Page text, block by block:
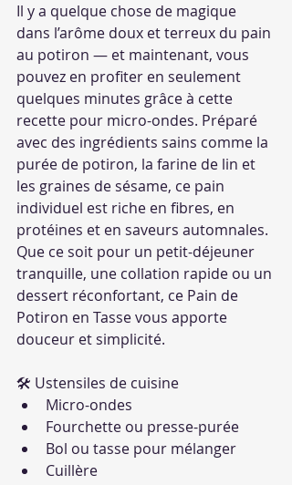
Il y a quelque chose de magique
dans l’arôme doux et terreux du pain
au potiron — et maintenant, vous
pouvez en profiter en seulement
quelques minutes grâce à cette
recette pour micro-ondes. Préparé
avec des ingrédients sains comme la
purée de potiron, la farine de lin et
les graines de sésame, ce pain
individuel est riche en fibres, en
protéines et en saveurs automnales.
Que ce soit pour un petit-déjeuner
tranquille, une collation rapide ou un
dessert réconfortant, ce Pain de
Potiron en Tasse vous apporte
douceur et simplicité.
🛠 Ustensiles de cuisine
Micro-ondes
Fourchette ou presse-purée
Bol ou tasse pour mélanger
Cuillère